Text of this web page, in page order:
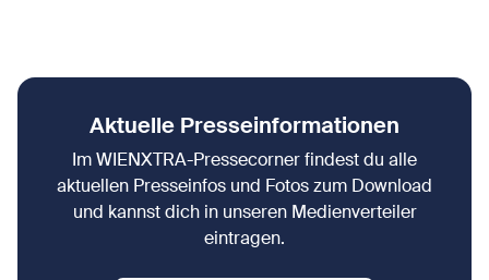
Aktuelle Presseinformationen
Im WIENXTRA-Pressecorner findest du alle
aktuellen Presseinfos und Fotos zum Download
und kannst dich in unseren Medienverteiler
eintragen.